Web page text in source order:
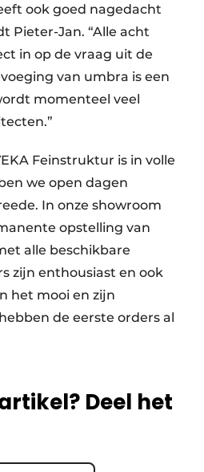
ook goed nagedacht
Pieter-Jan. “Alle acht
in op de vraag uit de
van umbra is een
momenteel veel
Feinstruktur is in volle
we open dagen
In onze showroom
opstelling van
alle beschikbare
zijn enthousiast en ook
het mooi en zijn
de eerste orders al
Deel het